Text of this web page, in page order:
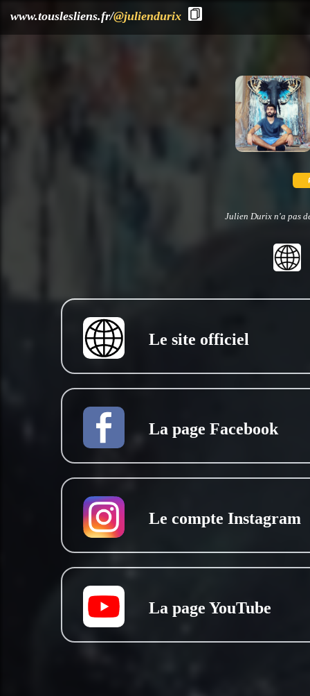
www.touslesliens.fr/@juliendurix
Julien Durix n'a pas
Le site officiel
La page Facebook
Le compte Instagram
La page YouTube